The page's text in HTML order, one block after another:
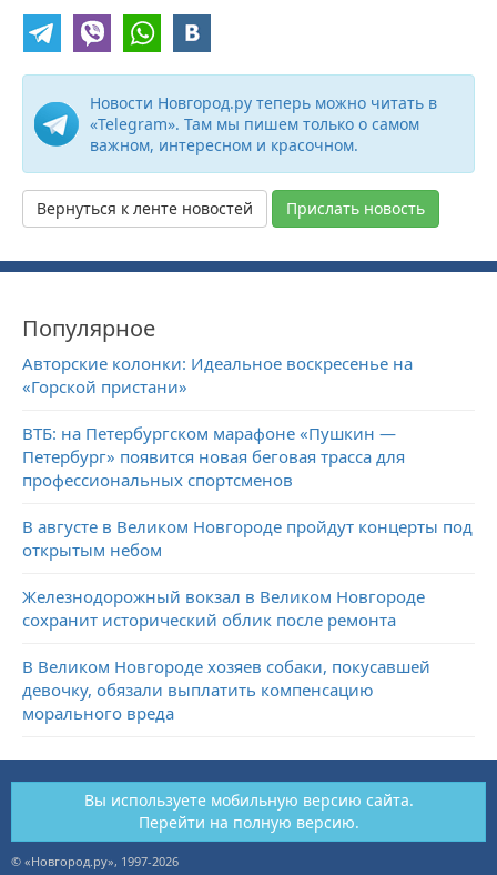
Новости Новгород.ру теперь можно читать в
«Telegram». Там мы пишем только о самом
важном, интересном и красочном.
Вернуться к ленте новостей Прислать новость
Популярное
Авторские колонки: Идеальное воскресенье на
«Горской пристани»
ВТБ: на Петербургском марафоне «Пушкин —
Петербург» появится новая беговая трасса для
профессиональных спортсменов
В августе в Великом Новгороде пройдут концерты под
открытым небом
Железнодорожный вокзал в Великом Новгороде
сохранит исторический облик после ремонта
В Великом Новгороде хозяев собаки, покусавшей
девочку, обязали выплатить компенсацию
морального вреда
Вы используете мобильную версию сайта.
Перейти на полную версию.
© «Новгород.ру», 1997-2026